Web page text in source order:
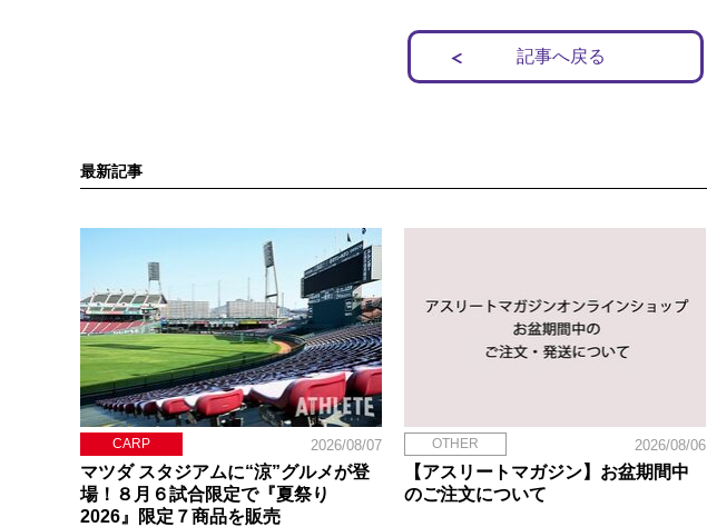
記事へ戻る
最新記事
CARP 2026/08/07
マツダ スタジアムに“涼”グルメが登
場！８月６試合限定で『夏祭り
2026』限定７商品を販売
OTHER 2026/08/06
【アスリートマガジン】お盆期間中
のご注文について